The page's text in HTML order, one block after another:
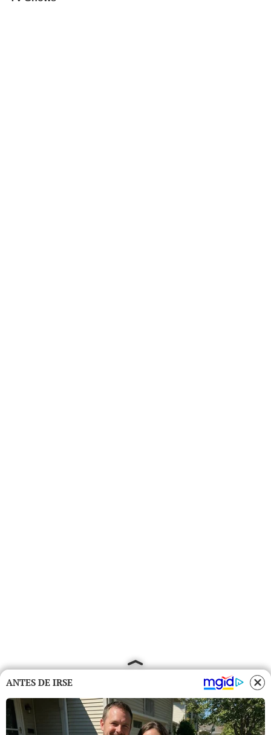
ANTES DE IRSE